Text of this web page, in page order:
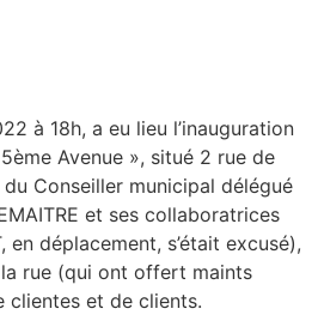
à 18h, a eu lieu l’inauguration
Avenue », situé 2 rue de
Conseiller municipal délégué
et ses collaboratrices
en déplacement, s’était excusé),
rue (qui ont offert maints
clientes et de clients.